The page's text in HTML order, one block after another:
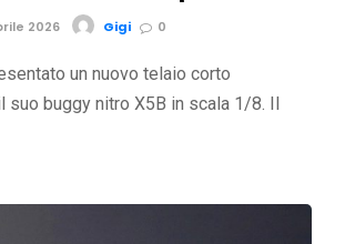
2026 Gigi 0
un nuovo telaio corto
buggy nitro X5B in scala 1/8. Il